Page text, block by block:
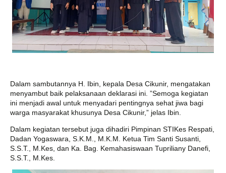
Dalam sambutannya H. Ibin, kepala Desa Cikunir, mengatakan
menyambut baik pelaksanaan deklarasi ini. ”Semoga kegiatan
ini menjadi awal untuk menyadari pentingnya sehat jiwa bagi
warga masyarakat khusunya Desa Cikunir,” jelas Ibin.
Dalam kegiatan tersebut juga dihadiri Pimpinan STIKes Respati,
Dadan Yogaswara, S.K.M., M.K.M. Ketua Tim Santi Susanti,
S.S.T., M.Kes, dan Ka. Bag. Kemahasiswaan Tupriliany Danefi,
S.S.T., M.Kes.